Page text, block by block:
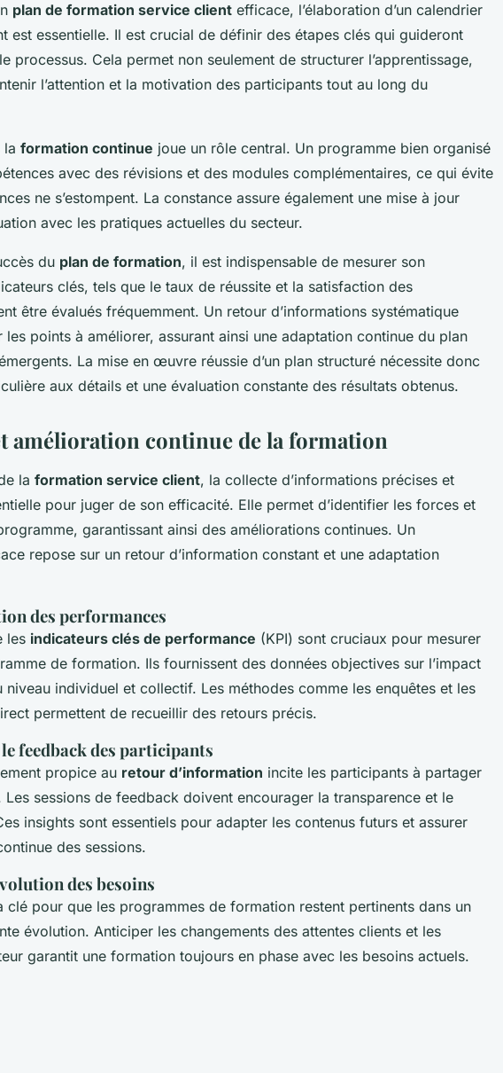
plan de formation service client efficace, l’élaboration d’un calendrier
est essentielle. Il est crucial de définir des étapes clés qui guideront
processus. Cela permet non seulement de structurer l’apprentissage,
l’attention et la motivation des participants tout au long du
la formation continue joue un rôle central. Un programme bien organisé
avec des révisions et des modules complémentaires, ce qui évite
ne s’estompent. La constance assure également une mise à jour
avec les pratiques actuelles du secteur.
du plan de formation, il est indispensable de mesurer son
clés, tels que le taux de réussite et la satisfaction des
être évalués fréquemment. Un retour d’informations systématique
les points à améliorer, assurant ainsi une adaptation continue du plan
La mise en œuvre réussie d’un plan structuré nécessite donc
aux détails et une évaluation constante des résultats obtenus.
amélioration continue de la formation
la formation service client, la collecte d’informations précises et
pour juger de son efficacité. Elle permet d’identifier les forces et
garantissant ainsi des améliorations continues. Un
repose sur un retour d’information constant et une adaptation
des performances
les indicateurs clés de performance (KPI) sont cruciaux pour mesurer
de formation. Ils fournissent des données objectives sur l’impact
individuel et collectif. Les méthodes comme les enquêtes et les
permettent de recueillir des retours précis.
feedback des participants
propice au retour d’information incite les participants à partager
Les sessions de feedback doivent encourager la transparence et le
insights sont essentiels pour adapter les contenus futurs et assurer
des sessions.
des besoins
clé pour que les programmes de formation restent pertinents dans un
évolution. Anticiper les changements des attentes clients et les
garantit une formation toujours en phase avec les besoins actuels.